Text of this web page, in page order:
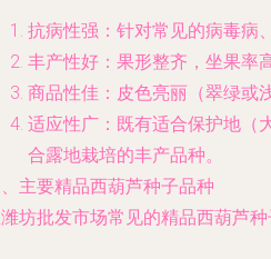
抗病性强：针对常见的病毒病
丰产性好：果形整齐，坐果率
商品性佳：皮色亮丽（翠绿或
适应性广：既有适合保护地（
合露地栽培的丰产品种。
主要精品西葫芦种子品种
坊批发市场常见的精品西葫芦种